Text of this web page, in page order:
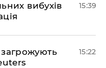
вибухів
15:39
15:22